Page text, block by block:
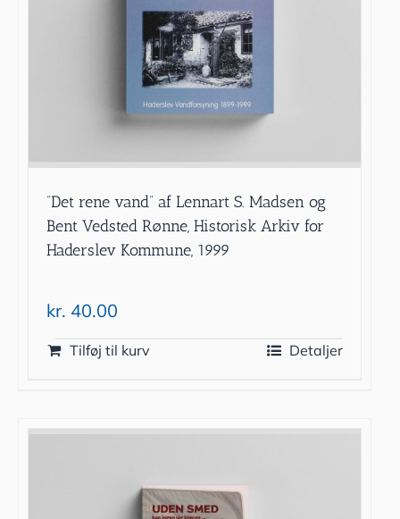
”Det rene vand” af Lennart S. Madsen og
Bent Vedsted Rønne, Historisk Arkiv for
Haderslev Kommune, 1999
kr. 40.00
Tilføj til kurv Detaljer